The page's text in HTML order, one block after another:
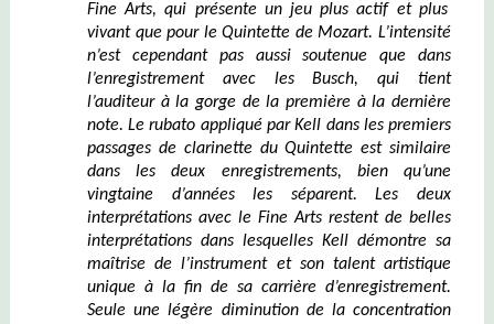
Fine Arts, qui présente un jeu plusactif et plus
vivant quepour leQuintette de Mozart. L’intensité
n’est cependant pas aussi soutenue que dans
l’enregistrement avec lesBusch, qui tient
l’auditeur à la gorge de la première à la dernière
note. Le rubato appliqué par Kell dans les premiers
passages de clarinette du Quintette est similaire
dans les deux enregistrements, bien qu’une
vingtaine d’années les séparent. Les deux
interprétations avec le Fine Arts restent de belles
interprétations dans lesquelles Kell démontre sa
maîtrise de l’instrument et son talent artistique
unique à la fin de sa carrière d’enregistrement.
Seule une légère diminution de la concentration